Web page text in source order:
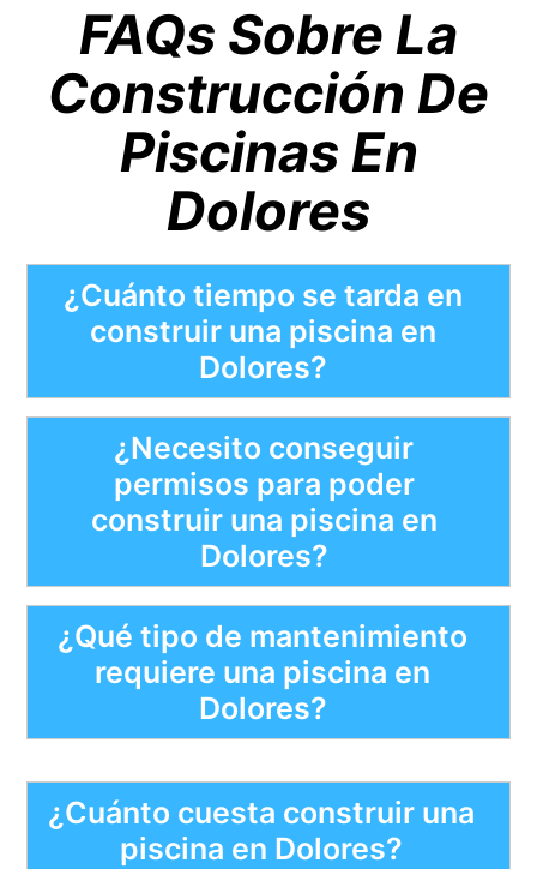
FAQs Sobre La
Construcción De
Piscinas En
Dolores
¿Cuánto tiempo se tarda en
construir una piscina en
Dolores?
¿Necesito conseguir
permisos para poder
construir una piscina en
Dolores?
¿Qué tipo de mantenimiento
requiere una piscina en
Dolores?
¿Cuánto cuesta construir una
piscina en Dolores?